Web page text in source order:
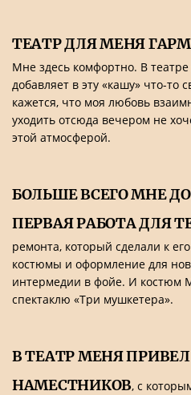
ТЕАТР ДЛЯ МЕНЯ
Мне здесь комфортно. В
добавляет в эту «кашу» что-то
кажется, что моя любовь
уходить отсюда вечером не
этой атмосферой.
БОЛЬШЕ ВСЕГО МНЕ
ПЕРВАЯ РАБОТА ДЛЯ
ремонта, который сделали к
костюмы и оформление для
интермедии в фойе. И костюм
спектаклю «Три мушкетера».
В ТЕАТР МЕНЯ
НАМЕСТНИКОВ, с